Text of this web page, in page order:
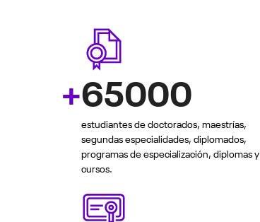
+65000
estudiantes de doctorados, maestrías,
segundas especialidades, diplomados,
programas de especialización, diplomas y
cursos.